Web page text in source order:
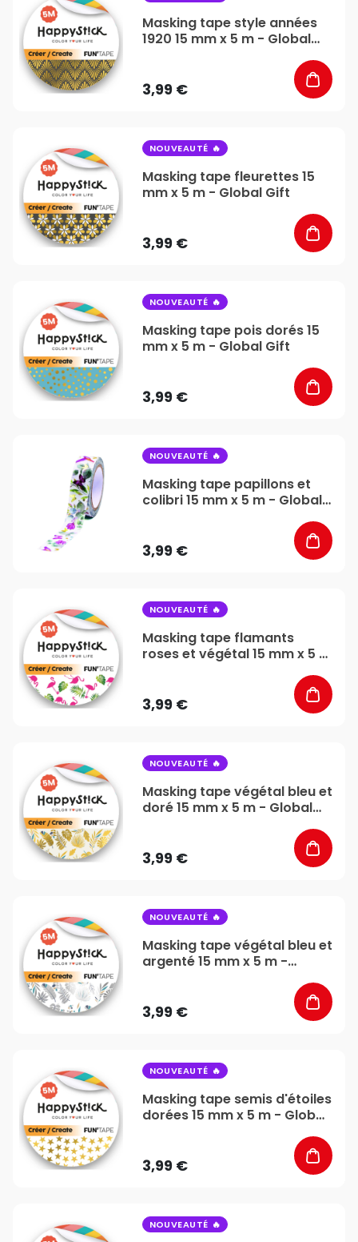
Masking tape style années
1920 15 mm x 5 m - Global
3,99 €
NOUVEAUTÉ
Masking tape fleurettes 15
mm x 5 m - Global Gift
3,99 €
NOUVEAUTÉ
Masking tape pois dorés 15
mm x 5 m - Global Gift
3,99 €
NOUVEAUTÉ
Masking tape papillons et
colibri 15 mm x 5 m - Global
3,99 €
NOUVEAUTÉ
Masking tape flamants
roses et végétal 15 mm x 5 m
3,99 €
NOUVEAUTÉ
Masking tape végétal bleu et
doré 15 mm x 5 m - Global
3,99 €
NOUVEAUTÉ
Masking tape végétal bleu et
argenté 15 mm x 5 m -
3,99 €
NOUVEAUTÉ
Masking tape semis d'étoiles
dorées 15 mm x 5 m - Global
3,99 €
NOUVEAUTÉ